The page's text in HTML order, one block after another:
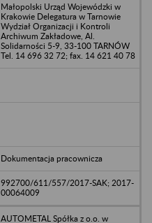
Małopolski Urząd Wojewódzki w
Krakowie Delegatura w Tarnowie
Wydział Organizacji i Kontroli
Archiwum Zakładowe, Al.
Solidarności 5-9, 33-100 TARNÓW
Tel. 14 696 32 72; fax. 14 621 40 78
Dokumentacja pracownicza
992700/611/557/2017-SAK; 2017-
00064009
AUTOMETAL Spółka z o.o. w